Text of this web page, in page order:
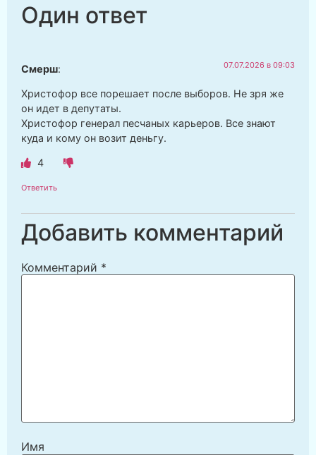
Один ответ
Смерш: 07.07.2026 в 09:03
Христофор все порешает после выборов. Не зря же
он идет в депутаты.
Христофор генерал песчаных карьеров. Все знают
куда и кому он возит деньгу.
4
Ответить
Добавить комментарий
Комментарий *
Имя